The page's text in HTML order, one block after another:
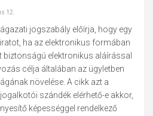
12.
jogszabály előírja, hogy egy
ha az elektronikus formában
biztonságú elektronikus aláírással
célja általában az ügyletben
növelése. A cikk azt a
szándék elérhető-e akkor,
képességgel rendelkező